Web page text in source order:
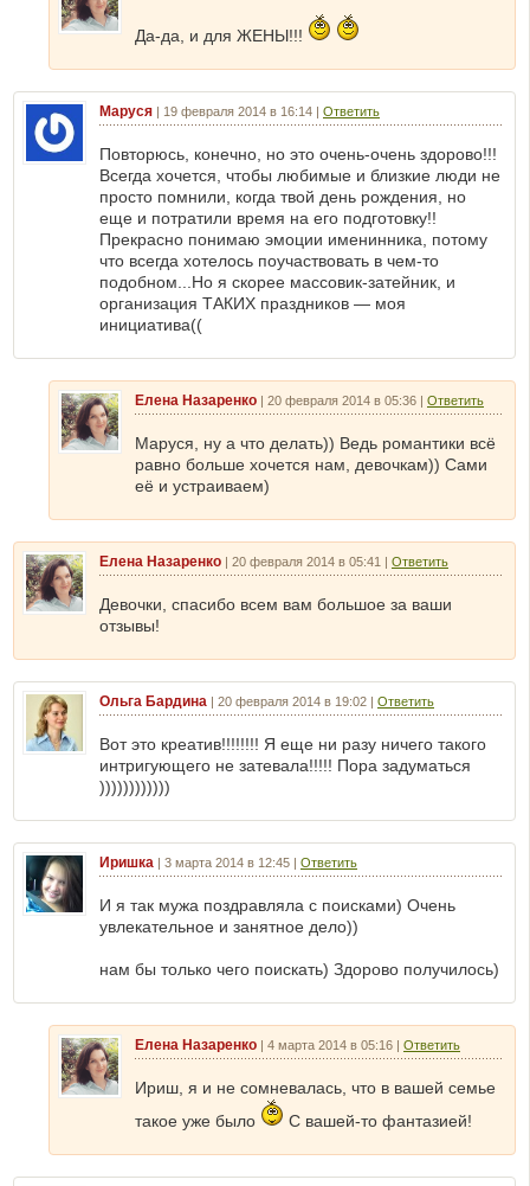
Да-да, и для ЖЕНЫ!!!
Маруся | 19 февраля 2014 в 16:14 | Ответить
Повторюсь, конечно, но это очень-очень здорово!!!
Всегда хочется, чтобы любимые и близкие люди не
просто помнили, когда твой день рождения, но
еще и потратили время на его подготовку!!
Прекрасно понимаю эмоции именинника, потому
что всегда хотелось поучаствовать в чем-то
подобном...Но я скорее массовик-затейник, и
организация ТАКИХ праздников — моя
инициатива((
Елена Назаренко | 20 февраля 2014 в 05:36 | Ответить
Маруся, ну а что делать)) Ведь романтики всё
равно больше хочется нам, девочкам)) Сами
её и устраиваем)
Елена Назаренко | 20 февраля 2014 в 05:41 | Ответить
Девочки, спасибо всем вам большое за ваши
отзывы!
Ольга Бардина | 20 февраля 2014 в 19:02 | Ответить
Вот это креатив!!!!!!!! Я еще ни разу ничего такого
интригующего не затевала!!!!! Пора задуматься
))))))))))))
Иришка | 3 марта 2014 в 12:45 | Ответить
И я так мужа поздравляла с поисками) Очень
увлекательное и занятное дело))
нам бы только чего поискать) Здорово получилось)
Елена Назаренко | 4 марта 2014 в 05:16 | Ответить
Ириш, я и не сомневалась, что в вашей семье
такое уже было
С вашей-то фантазией!